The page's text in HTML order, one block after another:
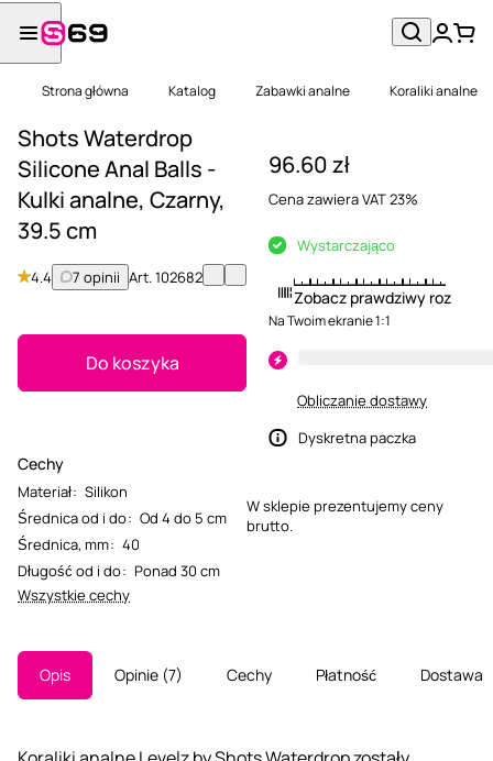
Strona główna Katalog Zabawki analne Koraliki analne
Shots Waterdrop
Silicone Anal Balls -
Kulki analne, Czarny,
39.5 cm
4.4 7 opinii Art.102682
Do koszyka
Cechy
Materiał: Silikon
Średnica od i do: Od 4 do 5 cm
Średnica, mm: 40
Długość od i do: Ponad 30 cm
Wszystkie cechy
96.60 zł
Cena zawiera VAT 23%
Wystarczająco
Zobacz prawdziwy rozmiar
Na Twoim ekranie 1:1
Obliczanie dostawy
Dyskretna paczka
W sklepie prezentujemy ceny
brutto.
Opis Opinie 7 Cechy Płatność Dostawa